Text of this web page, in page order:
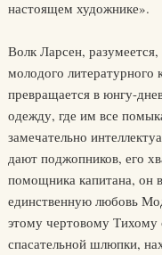
настоящем художнике».
Волк Ларсен,
молодого литературного
превращается в юнгу-
одежду, где им все
замечательно
дают поджопников, его
помощника капитана, он
единственную любовь
этому чертовому Тихому
спасательной шлюпки,